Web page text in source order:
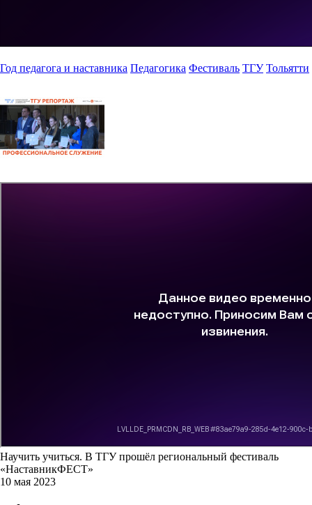
Год педагога и наставника Педагогика Фестиваль ТГУ Тольятти
Научить учиться. В ТГУ прошёл региональный фестиваль
«НаставникФЕСТ»
10 мая 2023